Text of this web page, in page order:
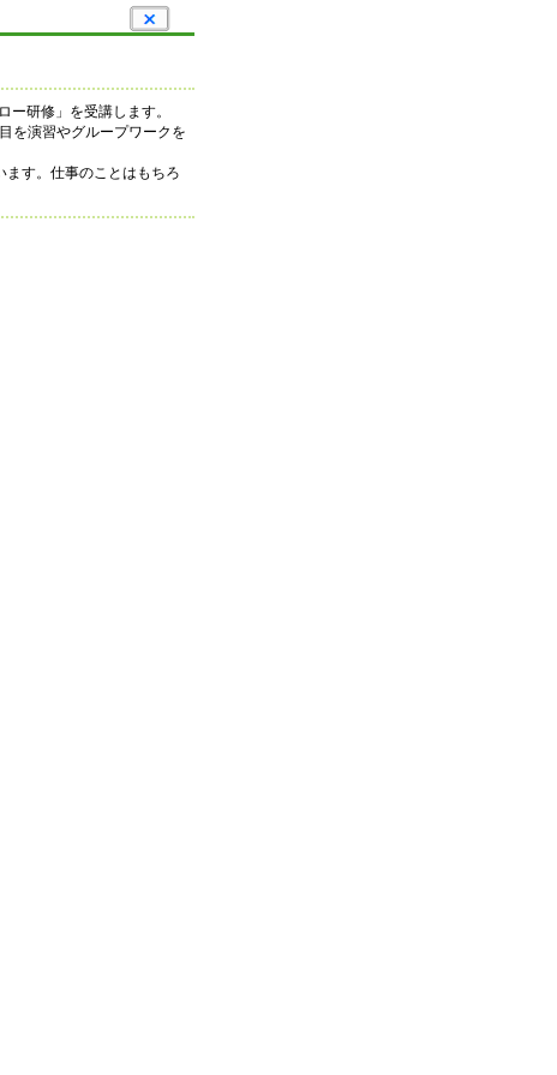
研修」を受講します。
を演習やグループワークを
ます。仕事のことはもちろ